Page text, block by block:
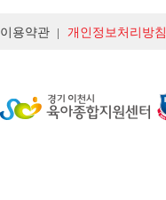
이용약관 개인정보처리방침